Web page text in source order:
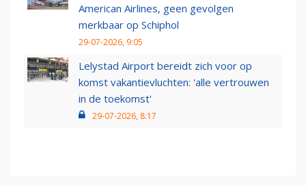
American Airlines, geen gevolgen
merkbaar op Schiphol
29-07-2026, 9:05
Lelystad Airport bereidt zich voor op
komst vakantievluchten: 'alle vertrouwen
in de toekomst'
29-07-2026, 8:17